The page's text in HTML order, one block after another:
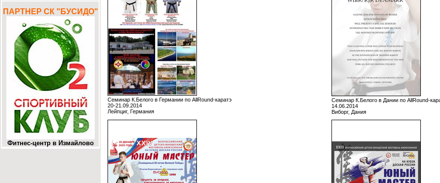
ПАРТНЕР СК "БУСИДО"
Фитнес-центр в Измайлово
Семинар К.Белого в Германии по AllRound-каратэ
20-21.09.2014
Лейпциг, Германия
Семинар К.Белого в Дании по AllRound-
14.06.2014
Виборг, Дания